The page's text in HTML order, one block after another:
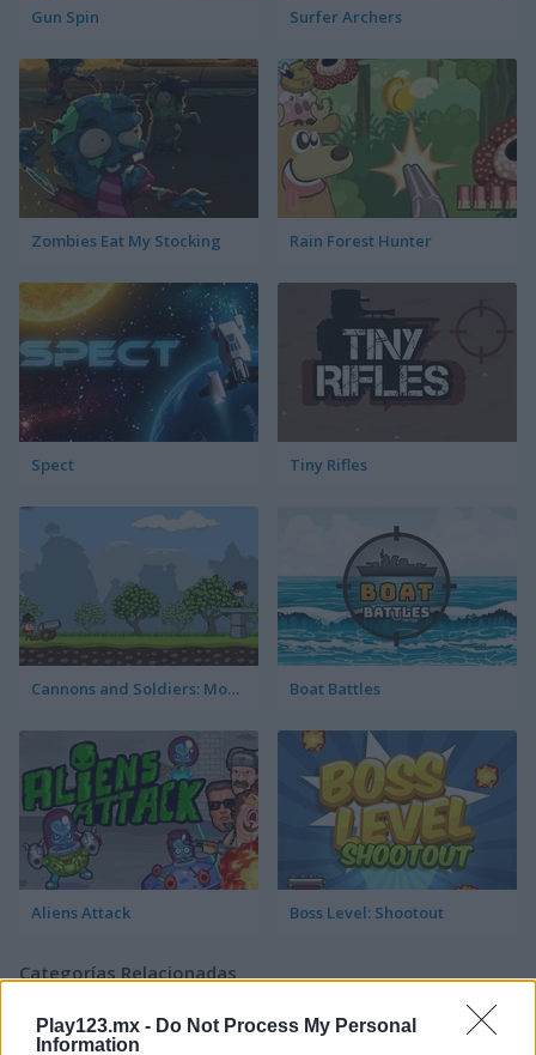
Play123.mx - Do Not Process My Personal
Information
Gun Spin Surfer Archers
Zombies Eat My Stocking Rain Forest Hunter
Spect Tiny Rifles
Cannons and Soldiers: Mountain Offense Boat Battles
Aliens Attack Boss Level: Shootout
Categorías Relacionadas
juegos de aviones